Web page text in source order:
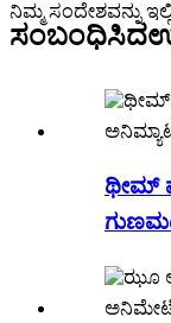
ನಿಮ್ಮ ಸಂದೇಶವನ್ನು
ಸಂಬಂಧಿಸಿದ
ಥೀಮ್